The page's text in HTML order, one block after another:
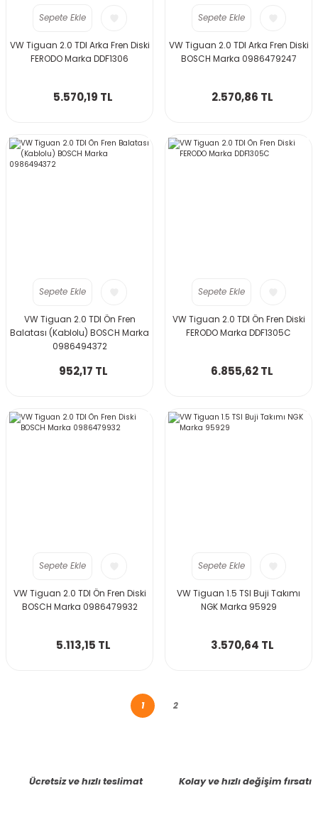
Sepete Ekle
VW Tiguan 2.0 TDI Arka Fren Diski
FERODO Marka DDF1306
5.570,19 TL
Sepete Ekle
VW Tiguan 2.0 TDI Arka Fren Diski
BOSCH Marka 0986479247
2.570,86 TL
Sepete Ekle
VW Tiguan 2.0 TDI Ön Fren
Balatası (Kablolu) BOSCH Marka
0986494372
952,17 TL
Sepete Ekle
VW Tiguan 2.0 TDI Ön Fren Diski
FERODO Marka DDF1305C
6.855,62 TL
Sepete Ekle
VW Tiguan 2.0 TDI Ön Fren Diski
BOSCH Marka 0986479932
5.113,15 TL
Sepete Ekle
VW Tiguan 1.5 TSI Buji Takımı
NGK Marka 95929
3.570,64 TL
1 2
Ücretsiz ve hızlı teslimat Kolay ve hızlı değişim fırsatı